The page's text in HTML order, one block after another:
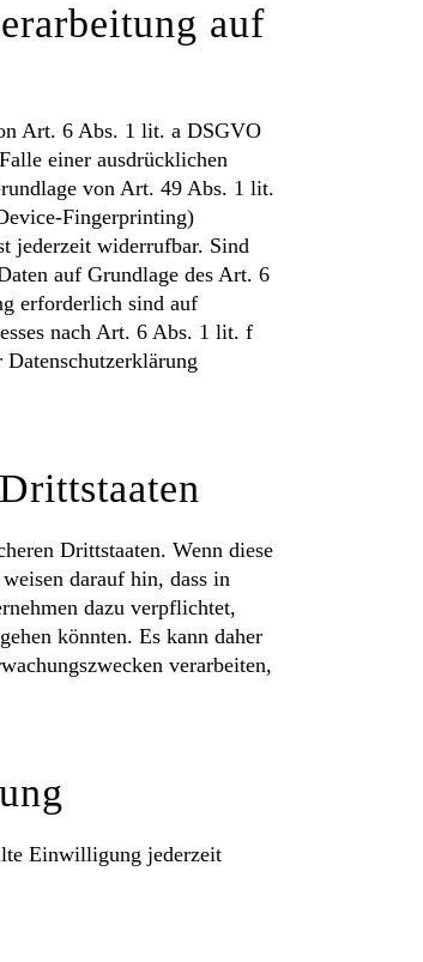
auf
Art. 6 Abs. 1 lit. a DSGVO
einer ausdrücklichen
von Art. 49 Abs. 1 lit.
Fingerprinting)
jederzeit widerrufbar. Sind
auf Grundlage des Art. 6
erforderlich sind auf
nach Art. 6 Abs. 1 lit. f
Drittstaaten. Wenn diese
darauf hin, dass in
dazu verpflichtet,
könnten. Es kann daher
verarbeiten,
Einwilligung jederzeit